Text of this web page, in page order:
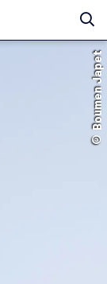
© Boumen Japet